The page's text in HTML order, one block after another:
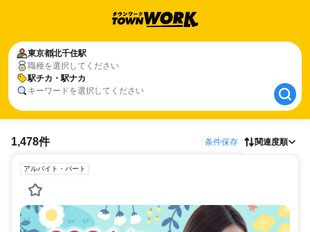
東京都北千住駅
職種を選択してください
駅チカ・駅ナカ
キーワードを選択してください
東京都北千住駅
駅チカ・駅ナカ
1,478件 条件保存 関連度順
アルバイト・パート